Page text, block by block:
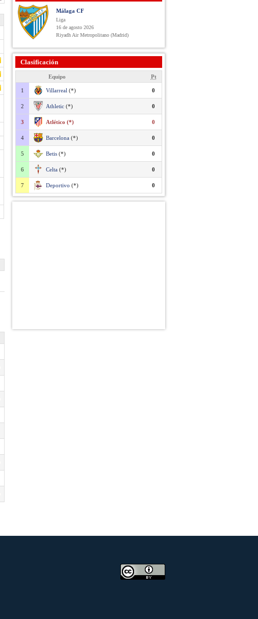
Málaga CF
Liga
16 de agosto 2026
Riyadh Air Metropolitano (Madrid)
Clasificación
Equipo Pt
1 Villarreal (*) 0
2 Athletic (*) 0
3 Atlético (*) 0
4 Barcelona (*) 0
5 Betis (*) 0
6 Celta (*) 0
7 Deportivo (*) 0